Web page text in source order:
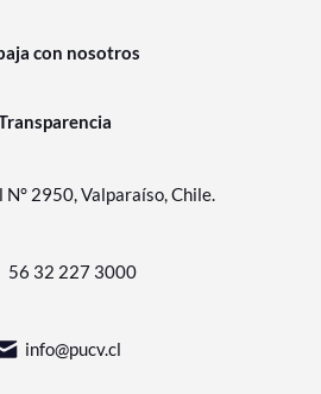
con nosotros
N° 2950, Valparaíso, Chile.
56 32 227 3000
info@pucv.cl